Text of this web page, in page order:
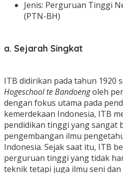
Jenis: Perguruan Tinggi
(PTN-BH)
a. Sejarah Singkat
ITB didirikan pada tahun 1920
Hogeschool te Bandoengoleh
dengan fokus utama pada
kemerdekaan Indonesia, ITB
pendidikan tinggi yang sangat
pengembangan ilmu
Indonesia. Sejak saat itu, ITB
perguruan tinggi yang tidak
teknik tetapi juga ilmu seni dan